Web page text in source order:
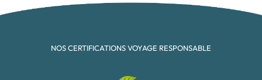
NOS CERTIFICATIONS VOYAGE RESPONSABLE